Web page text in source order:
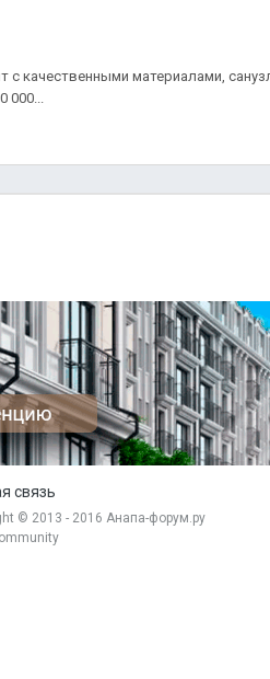
материалами,
связь
© 2013 - 2016 Анапа-форум.ру